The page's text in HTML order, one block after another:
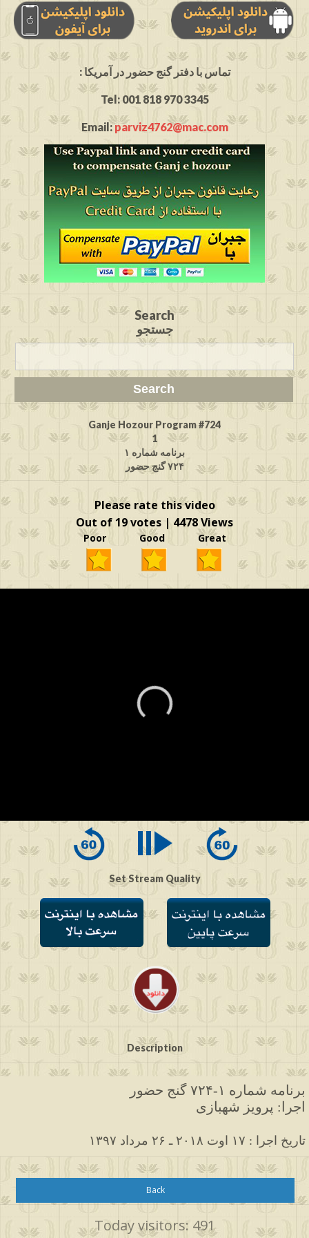
: تماس با دفتر گنج حضور در آمریکا
Tel: 001 818 970 3345
Email:parviz4762@mac.com
Search
جستجو
Ganje Hozour Program #724
1
برنامه شماره ۱
۷۲۴ گنج حضور
Please rate this video
Out of 19 votes | 4478 Views
Poor Good Great
0
Set Stream Quality
Description
برنامه شماره ۱-۷۲۴ گنج حضور
اجرا: پرویز شهبازی
۱۳۹۷ تاریخ اجرا : ۱۷ اوت ۲۰۱۸ ـ ۲۶ مرداد
Back
Today visitors: 491